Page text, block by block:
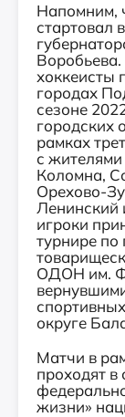
Напомним,
стартовал
хоккеисты
городах
сезоне
городских
рамках
с жителями
Коломна,
Орехово-
Ленинский
игроки
турнире по
ОДОН им.
округе
Матчи в
проходят в
жизни»